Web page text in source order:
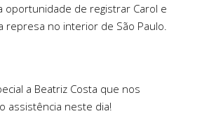
oportunidade de registrar Carol e
represa no interior de São Paulo.
a Beatriz Costa que nos
assistência neste dia!